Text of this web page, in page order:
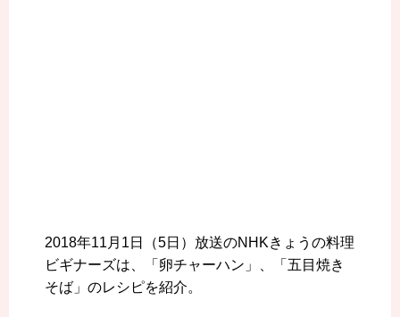
2018年11月1日（5日）放送のNHKきょうの料理
ビギナーズは、「卵チャーハン」、「五目焼き
そば」のレシピを紹介。